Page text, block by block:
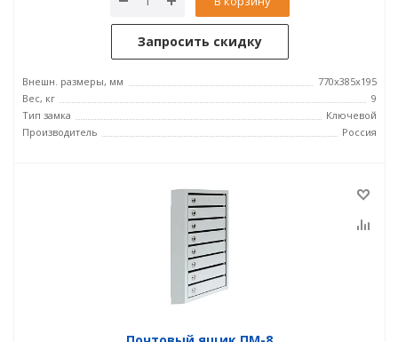
Запросить скидку
Внешн. размеры, мм
770х385х195
Вес, кг
9
Тип замка
Ключевой
Производитель
Россия